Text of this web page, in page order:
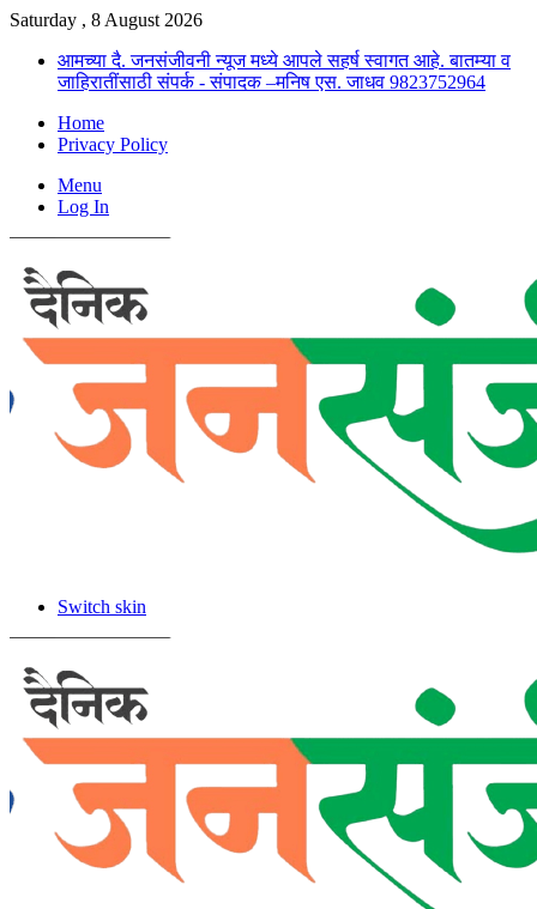
Saturday , 8 August 2026
आमच्या दै. जनसंजीवनी न्यूज मध्ये आपले सहर्ष स्वागत आहे. बातम्या व
जाहिरातींसाठी संपर्क - संपादक –मनिष एस. जाधव 9823752964
Home
Privacy Policy
Menu
Log In
Switch skin